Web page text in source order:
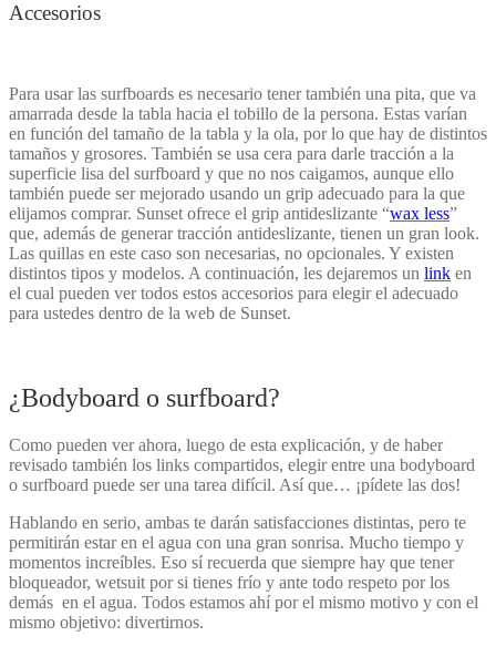
Accesorios
Para usar las surfboards es necesario tener también una pita, que va
amarrada desde la tabla hacia el tobillo de la persona. Estas varían
en función del tamaño de la tabla y la ola, por lo que hay de distintos
tamaños y grosores. También se usa cera para darle tracción a la
superficie lisa del surfboard y que no nos caigamos, aunque ello
también puede ser mejorado usando un grip adecuado para la que
elijamos comprar. Sunset ofrece el grip antideslizante “wax less”
que, además de generar tracción antideslizante, tienen un gran look.
Las quillas en este caso son necesarias, no opcionales. Y existen
distintos tipos y modelos. A continuación, les dejaremos un link en
el cual pueden ver todos estos accesorios para elegir el adecuado
para ustedes dentro de la web de Sunset.
¿Bodyboard o surfboard?
Como pueden ver ahora, luego de esta explicación, y de haber
revisado también los links compartidos, elegir entre una bodyboard
o surfboard puede ser una tarea difícil. Así que… ¡pídete las dos!
Hablando en serio, ambas te darán satisfacciones distintas, pero te
permitirán estar en el agua con una gran sonrisa. Mucho tiempo y
momentos increíbles. Eso sí recuerda que siempre hay que tener
bloqueador, wetsuit por si tienes frío y ante todo respeto por los
demás en el agua. Todos estamos ahí por el mismo motivo y con el
mismo objetivo: divertirnos.